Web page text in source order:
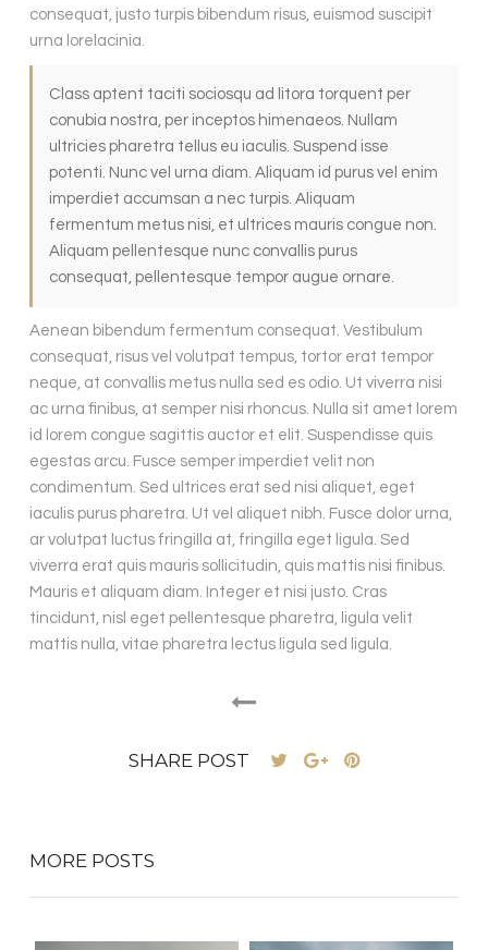
consequat, justo turpis bibendum risus, euismod suscipit
urna lorelacinia.
Class aptent taciti sociosqu ad litora torquent per
conubia nostra, per inceptos himenaeos. Nullam
ultricies pharetra tellus eu iaculis. Suspend isse
potenti. Nunc vel urna diam. Aliquam id purus vel enim
imperdiet accumsan a nec turpis. Aliquam
fermentum metus nisi, et ultrices mauris congue non.
Aliquam pellentesque nunc convallis purus
consequat, pellentesque tempor augue ornare.
Aenean bibendum fermentum consequat. Vestibulum
consequat, risus vel volutpat tempus, tortor erat tempor
neque, at convallis metus nulla sed es odio. Ut viverra nisi
ac urna finibus, at semper nisi rhoncus. Nulla sit amet lorem
id lorem congue sagittis auctor et elit. Suspendisse quis
egestas arcu. Fusce semper imperdiet velit non
condimentum. Sed ultrices erat sed nisi aliquet, eget
iaculis purus pharetra. Ut vel aliquet nibh. Fusce dolor urna,
ar volutpat luctus fringilla at, fringilla eget ligula. Sed
viverra erat quis mauris sollicitudin, quis mattis nisi finibus.
Mauris et aliquam diam. Integer et nisi justo. Cras
tincidunt, nisl eget pellentesque pharetra, ligula velit
mattis nulla, vitae pharetra lectus ligula sed ligula.
SHARE POST
MORE POSTS